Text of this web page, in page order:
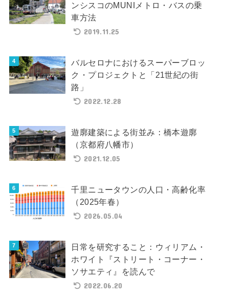
ンシスコのMUNIメトロ・バスの乗
車方法
2019.11.25
バルセロナにおけるスーパーブロッ
ク・プロジェクトと「21世紀の街
路」
2022.12.28
遊廓建築による街並み：橋本遊廓
（京都府八幡市）
2021.12.05
千里ニュータウンの人口・高齢化率
（2025年春）
2026.05.04
日常を研究すること：ウィリアム・
ホワイト『ストリート・コーナー・
ソサエティ』を読んで
2022.06.20